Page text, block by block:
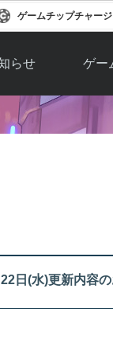
ゲームチップチャージ
らせ
らせ一覧
ゲー
ソウ
アップ
日(水)更新内容